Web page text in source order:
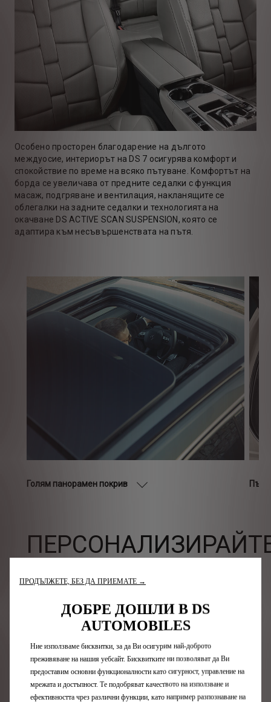
Особено просторен благодарение на дългото
междуосие, интериорът на DS 7 осигурява комфорт и
спокойствие по време на всяко пътуване. Комфортът на
борда се увеличава от предните седалки с функция
масаж, подгряване и вентилация, накланящите се
облегалки на задните седалки и технологията на
окачване DS ACTIVE SCAN SUSPENSION, която се
адаптира към несъвършенствата на пътя.
Голям панорамен покрив
Открийте нюансите
ЕКСТЕРИОР
Конфигурирайте
ПРОДЪЛЖЕТЕ, БЕЗ ДА ПРИЕМАТЕ →
ДОБРЕ ДОШЛИ В DS
AUTOMOBILES
Ние използваме бисквитки, за да Ви осигурим най-доброто
преживяване на нашия уебсайт. Бисквитките ни позволяват да Ви
предоставим основни функционалности като сигурност, управление на
мрежата и достъпност. Те подобряват качеството на използване и
ефективността чрез различни функции, като например разпознаване на